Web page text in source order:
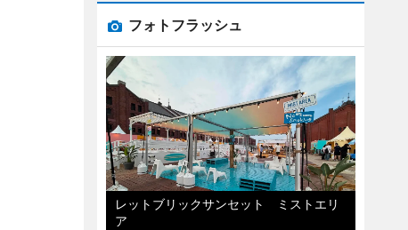
フォトフラッシュ
レットブリックサンセット ミストエリ
ア